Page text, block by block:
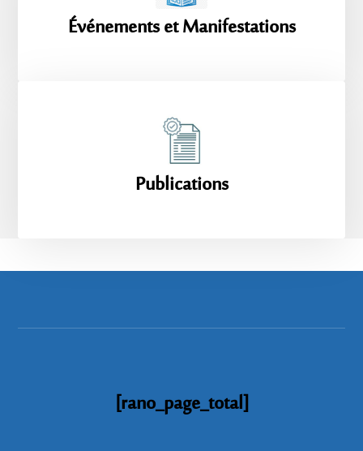
Événements et Manifestations
Publications
[rano_page_total]